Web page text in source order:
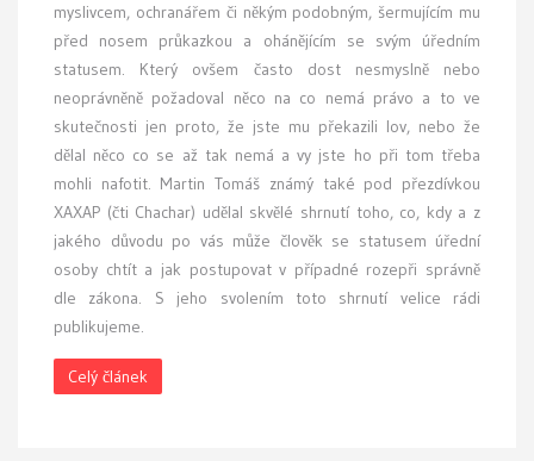
myslivcem, ochranářem či někým podobným, šermujícím mu
před nosem průkazkou a ohánějícím se svým úředním
statusem. Který ovšem často dost nesmyslně nebo
neoprávněně požadoval něco na co nemá právo a to ve
skutečnosti jen proto, že jste mu překazili lov, nebo že
dělal něco co se až tak nemá a vy jste ho při tom třeba
mohli nafotit. Martin Tomáš známý také pod přezdívkou
XAXAP (čti Chachar) udělal skvělé shrnutí toho, co, kdy a z
jakého důvodu po vás může člověk se statusem úřední
osoby chtít a jak postupovat v případné rozepři správně
dle zákona. S jeho svolením toto shrnutí velice rádi
publikujeme.
Celý článek